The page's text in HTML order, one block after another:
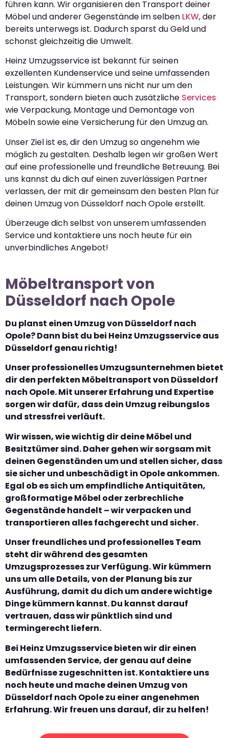
führen kann. Wir organisieren den Transport deiner
Möbel und anderer Gegenstände im selben LKW, der
bereits unterwegs ist. Dadurch sparst du Geld und
schonst gleichzeitig die Umwelt.
Heinz Umzugsservice ist bekannt für seinen
exzellenten Kundenservice und seine umfassenden
Leistungen. Wir kümmern uns nicht nur um den
Transport, sondern bieten auch zusätzliche Services
wie Verpackung, Montage und Demontage von
Möbeln sowie eine Versicherung für den Umzug an.
Unser Ziel ist es, dir den Umzug so angenehm wie
möglich zu gestalten. Deshalb legen wir großen Wert
auf eine professionelle und freundliche Betreuung. Bei
uns kannst du dich auf einen zuverlässigen Partner
verlassen, der mit dir gemeinsam den besten Plan für
deinen Umzug von Düsseldorf nach Opole erstellt.
Überzeuge dich selbst von unserem umfassenden
Service und kontaktiere uns noch heute für ein
unverbindliches Angebot!
Möbeltransport von
Düsseldorf nach Opole
Du planst einen Umzug von Düsseldorf nach
Opole? Dann bist du bei Heinz Umzugsservice aus
Düsseldorf genau richtig!
Unser professionelles Umzugsunternehmen bietet
dir den perfekten Möbeltransport von Düsseldorf
nach Opole. Mit unserer Erfahrung und Expertise
sorgen wir dafür, dass dein Umzug reibungslos
und stressfrei verläuft.
Wir wissen, wie wichtig dir deine Möbel und
Besitztümer sind. Daher gehen wir sorgsam mit
deinen Gegenständen um und stellen sicher, dass
sie sicher und unbeschädigt in Opole ankommen.
Egal ob es sich um empfindliche Antiquitäten,
großformatige Möbel oder zerbrechliche
Gegenstände handelt – wir verpacken und
transportieren alles fachgerecht und sicher.
Unser freundliches und professionelles Team
steht dir während des gesamten
Umzugsprozesses zur Verfügung. Wir kümmern
uns um alle Details, von der Planung bis zur
Ausführung, damit du dich um andere wichtige
Dinge kümmern kannst. Du kannst darauf
vertrauen, dass wir pünktlich sind und
termingerecht liefern.
Bei Heinz Umzugsservice bieten wir dir einen
umfassenden Service, der genau auf deine
Bedürfnisse zugeschnitten ist. Kontaktiere uns
noch heute und mache deinen Umzug von
Düsseldorf nach Opole zu einer angenehmen
Erfahrung. Wir freuen uns darauf, dir zu helfen!